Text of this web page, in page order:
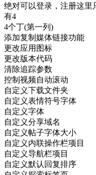
绝对可以登录，注册这里
有4
4个丁(第一列)
添加复制媒体链接功能
更改应用图标
更改版本代码
清除追踪参数
控制视频自动滚动
自定义下载文件夹
自定义表情符号字体
自定义字体
自定义分享域名
自定义帖子字体大小
自定义内联操作栏项目
自定义导航栏项目
自定义默认回复排序